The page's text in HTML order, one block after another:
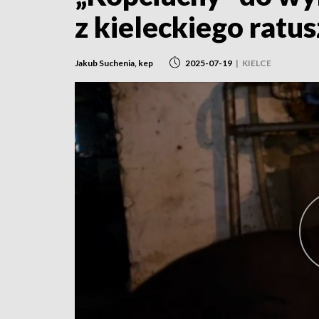
z kieleckiego
Jakub Suchenia, kep 2025-07-19 | KIELCE